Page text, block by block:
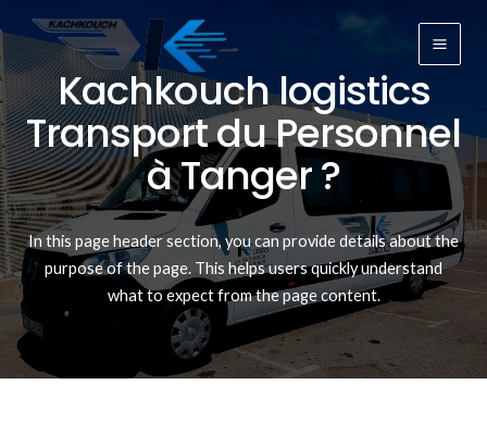
au
contenu
Main
Kachkouch logistics
Transport du Personnel
à Tanger ?
In this page header section, you can provide details about the
purpose of the page. This helps users quickly understand
what to expect from the page content.